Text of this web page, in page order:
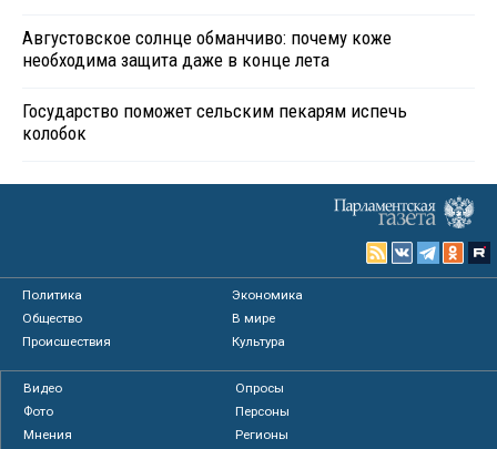
Августовское солнце обманчиво: почему коже
необходима защита даже в конце лета
Государство поможет сельским пекарям испечь
колобок
Политика
Экономика
Общество
В мире
Происшествия
Культура
Видео
Опросы
Фото
Персоны
Мнения
Регионы